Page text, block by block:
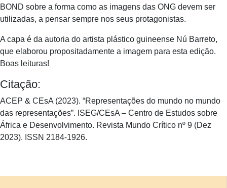
BOND sobre a forma como as imagens das ONG devem ser
utilizadas, a pensar sempre nos seus protagonistas.
A capa é da autoria do artista plástico guineense Nú Barreto,
que elaborou propositadamente a imagem para esta edição.
Boas leituras!
Citação:
ACEP & CEsA (2023). “Representações do mundo no mundo
das representações”. ISEG/CEsA – Centro de Estudos sobre
África e Desenvolvimento. Revista Mundo Crítico nº 9 (Dez
2023). ISSN 2184-1926.